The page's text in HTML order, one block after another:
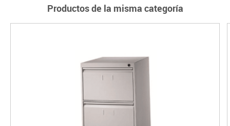
Productos de la misma categoría